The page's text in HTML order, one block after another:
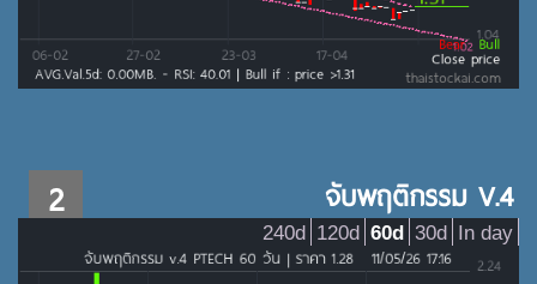
2 จับพฤติกรรม V.4
In day
30d
60d
120d
240d